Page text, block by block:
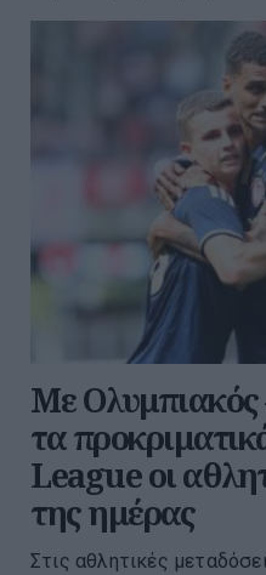
Με Ολυμπιακός
τα
League οι
της ημέρας
Στις αθλητικές